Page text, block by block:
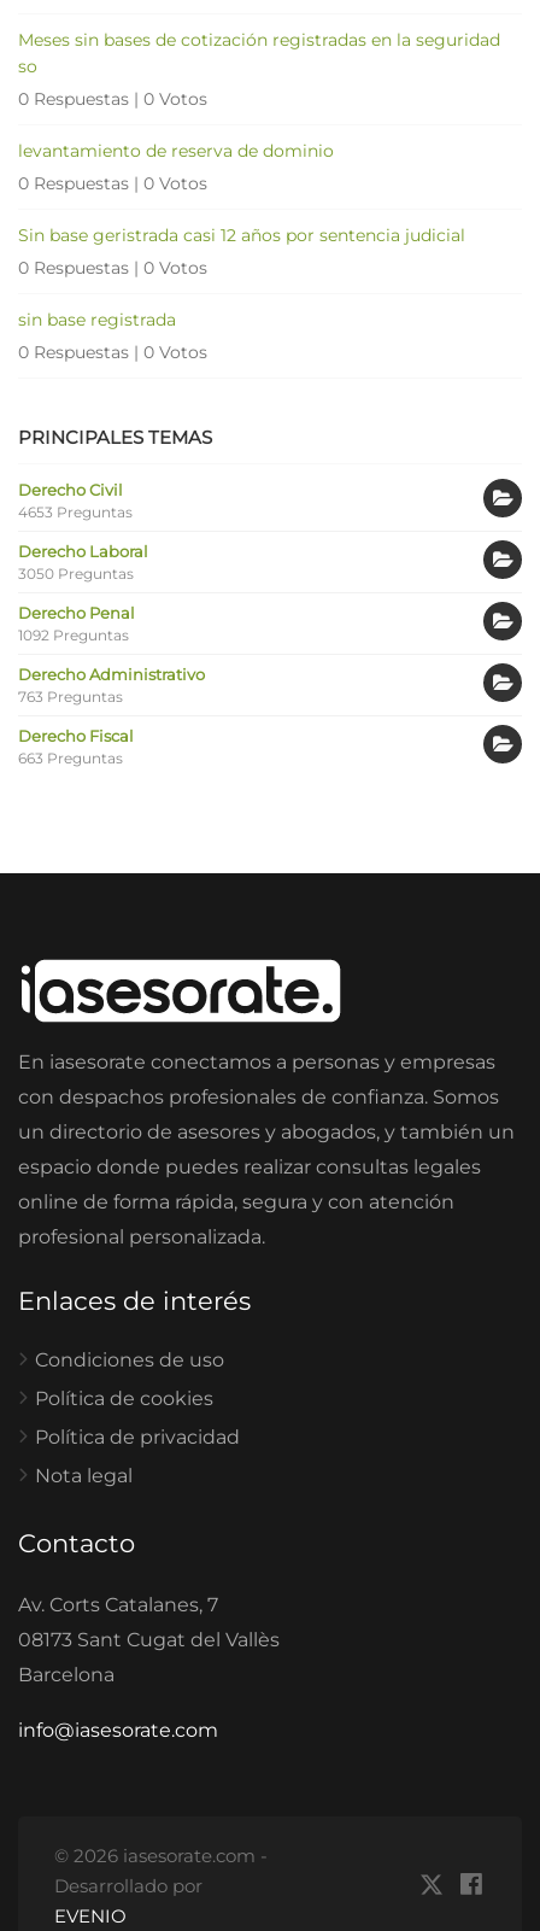
Meses sin bases de cotización registradas en la seguridad
so
0 Respuestas | 0 Votos
levantamiento de reserva de dominio
0 Respuestas | 0 Votos
Sin base geristrada casi 12 años por sentencia judicial
0 Respuestas | 0 Votos
sin base registrada
0 Respuestas | 0 Votos
PRINCIPALES TEMAS
Derecho Civil
4653 Preguntas
Derecho Laboral
3050 Preguntas
Derecho Penal
1092 Preguntas
Derecho Administrativo
763 Preguntas
Derecho Fiscal
663 Preguntas
En iasesorate conectamos a personas y empresas
con despachos profesionales de confianza. Somos
un directorio de asesores y abogados, y también un
espacio donde puedes realizar consultas legales
online de forma rápida, segura y con atención
profesional personalizada.
Enlaces de interés
Condiciones de uso
Política de cookies
Política de privacidad
Nota legal
Contacto
Av. Corts Catalanes, 7
08173 Sant Cugat del Vallès
Barcelona
info@iasesorate.com
© 2026 iasesorate.com -
Desarrollado por
EVENIO